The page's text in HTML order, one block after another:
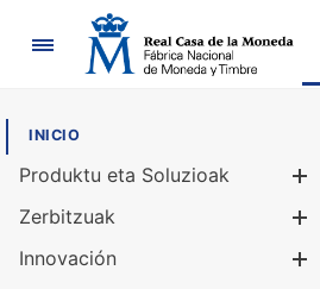
Nabigazioa
INICIO
Produktu eta Soluzioak
Zerbitzuak
Innovación